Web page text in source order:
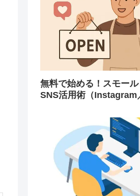
無料で始める！スモー
SNS活用術（Instagram